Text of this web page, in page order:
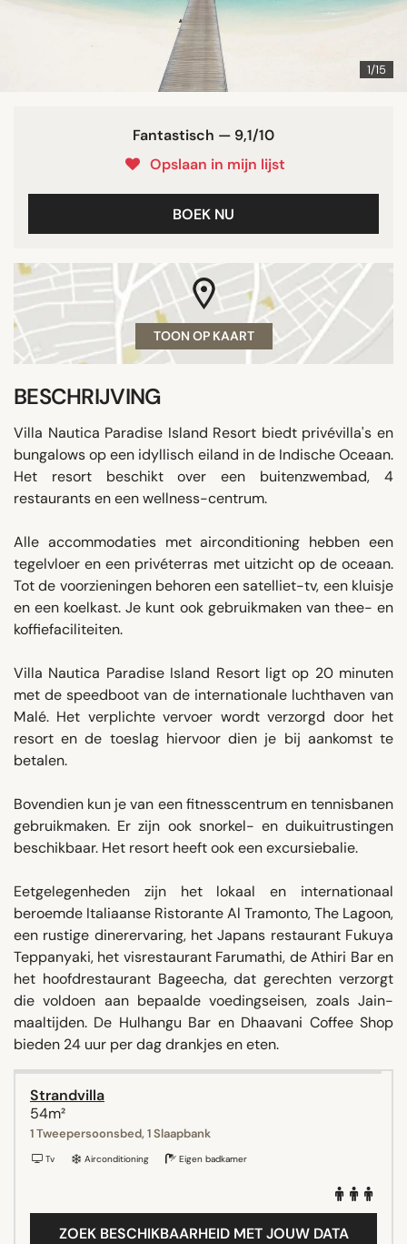
1/15
Fantastisch — 9,1/10
Opslaan in mijn lijst
BOEK NU
TOON OP KAART
BESCHRIJVING
Villa Nautica Paradise Island Resort biedt privévilla's en
bungalows op een idyllisch eiland in de Indische Oceaan.
Het resort beschikt over een buitenzwembad, 4
restaurants en een wellness-centrum.
Alle accommodaties met airconditioning hebben een
tegelvloer en een privéterras met uitzicht op de oceaan.
Tot de voorzieningen behoren een satelliet-tv, een kluisje
en een koelkast. Je kunt ook gebruikmaken van thee- en
koffiefaciliteiten.
Villa Nautica Paradise Island Resort ligt op 20 minuten
met de speedboot van de internationale luchthaven van
Malé. Het verplichte vervoer wordt verzorgd door het
resort en de toeslag hiervoor dien je bij aankomst te
betalen.
Bovendien kun je van een fitnesscentrum en tennisbanen
gebruikmaken. Er zijn ook snorkel- en duikuitrustingen
beschikbaar. Het resort heeft ook een excursiebalie.
Eetgelegenheden zijn het lokaal en internationaal
beroemde Italiaanse Ristorante Al Tramonto, The Lagoon,
een rustige dinerervaring, het Japans restaurant Fukuya
Teppanyaki, het visrestaurant Farumathi, de Athiri Bar en
het hoofdrestaurant Bageecha, dat gerechten verzorgt
die voldoen aan bepaalde voedingseisen, zoals Jain-
maaltijden. De Hulhangu Bar en Dhaavani Coffee Shop
bieden 24 uur per dag drankjes en eten.
Strandvilla
54m²
1 Tweepersoonsbed, 1 Slaapbank
Tv Airconditioning Eigen badkamer
ZOEK BESCHIKBAARHEID MET JOUW DATA